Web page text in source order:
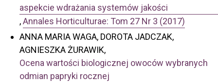
aspekcie wdrażania systemów jakości
,Annales Horticulturae: Tom 27 Nr 3 (2017)
ANNA MARIA WAGA, DOROTA JADCZAK,
AGNIESZKA ŻURAWIK,
Ocena wartości biologicznej owoców wybranych
odmian papryki rocznej